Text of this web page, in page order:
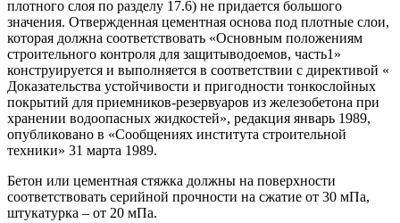
плотного слоя по разделу 17.6) не придается большого
значения. Отвержденная цементная основа под плотные слои,
которая должна соответствовать «Основным положениям
строительного контроля для защитыводоемов, часть1»
конструируется и выполняется в соответствии с директивой «
Доказательства устойчивости и пригодности тонкослойных
покрытий для приемников-резервуаров из железобетона при
хранении водоопасных жидкостей», редакция январь 1989,
опубликовано в «Сообщениях института строительной
техники» 31 марта 1989.
Бетон или цементная стяжка должны на поверхности
соответствовать серийной прочности на сжатие от 30 мПа,
штукатурка – от 20 мПа.